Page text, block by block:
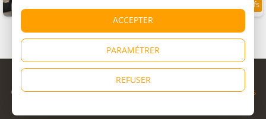
5.7 km 9.4/10
© Copyright 1998 - 2026
Cybevasion|Mentions légales|Confidentialité|CGU|Informations
ACCEPTER
PARAMÉTRER
REFUSER